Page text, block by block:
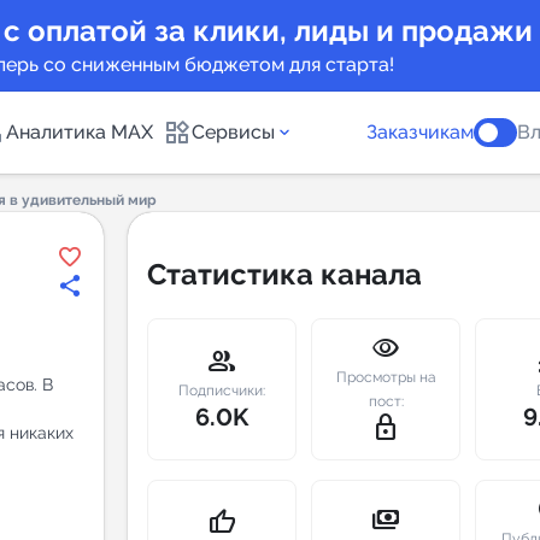
оплатой за клики, лиды и продажи
со сниженным бюджетом для старта!
Аналитика MAX Сервисы
Индекс
Telegram
New
MAX каналов
Заказчикам
в удивительный мир
В
никаких
Статистика канала
group
Подписчики:
6.0K
visibility
Просмотры на
пост:
lock_outline
thumb_up payments